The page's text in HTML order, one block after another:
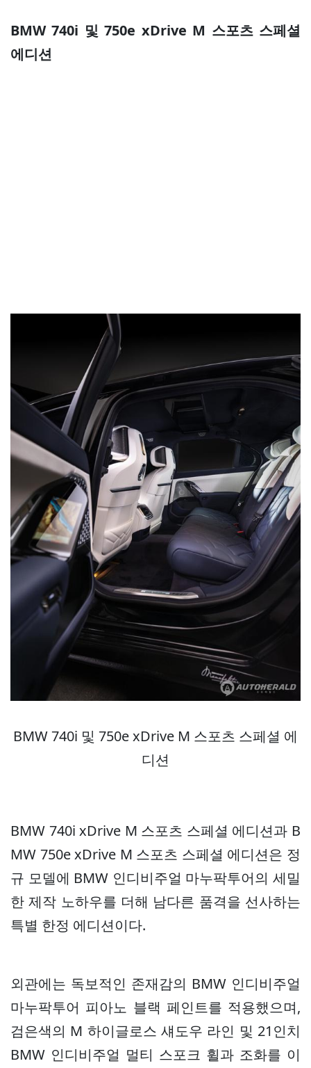
BMW 740i 및 750e xDrive M 스포츠 스페셜
에디션
BMW 740i 및 750e xDrive M 스포츠 스페셜 에
디션
BMW 740i xDrive M 스포츠 스페셜 에디션과 B
MW 750e xDrive M 스포츠 스페셜 에디션은 정
규 모델에 BMW 인디비주얼 마누팍투어의 세밀
한 제작 노하우를 더해 남다른 품격을 선사하는
특별 한정 에디션이다.
외관에는 독보적인 존재감의 BMW 인디비주얼
마누팍투어 피아노 블랙 페인트를 적용했으며,
검은색의 M 하이글로스 섀도우 라인 및 21인치
BMW 인디비주얼 멀티 스포크 휠과 조화를 이